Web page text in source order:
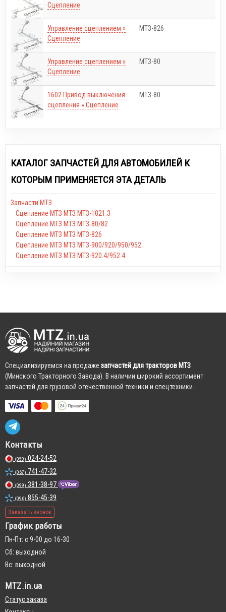
Сцепление
Управление сцеплением »
Сцепление
МТЗ-826
Управление сцеплением »
Сцепление
МТЗ-80
1602 Привод выключения
сцепления » Сцепление
МТЗ-80
КАТАЛОГ ЗАПЧАСТЕЙ ДЛЯ АВТОМОБИЛЕЙ К
КОТОРЫМ ПРИМЕНЯЕТСЯ ЭТА ДЕТАЛЬ
Запчасти МТЗ
Сцепление МТЗ МТЗ МТЗ-1021.3
Сцепление МТЗ МТЗ МТЗ-80/82
Сцепление МТЗ МТЗ МТЗ-826
Сцепление МТЗ МТЗ МТЗ-900/920/950/952
Сцепление МТЗ МТЗ МТЗ-920.4/952.4
Cпециализируемся на продаже запчастей для тракторов МТЗ
(Минского Тракторного Завода). В наличии широкий ассортимент
запчастей для грузовой отечественной техники и спецтехники.
Контакты
(050) 024-24-52
(067) 741-47-32
(099) 381-38-97
(096) 855-45-39
Заказать звонок
График работы
Пн-Пт: с 9-00 до 16-30
Сб: выходной
Вс: выходной
MTZ.in.ua
Статус заказа